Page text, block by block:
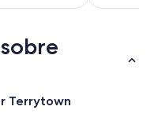
Terrytown